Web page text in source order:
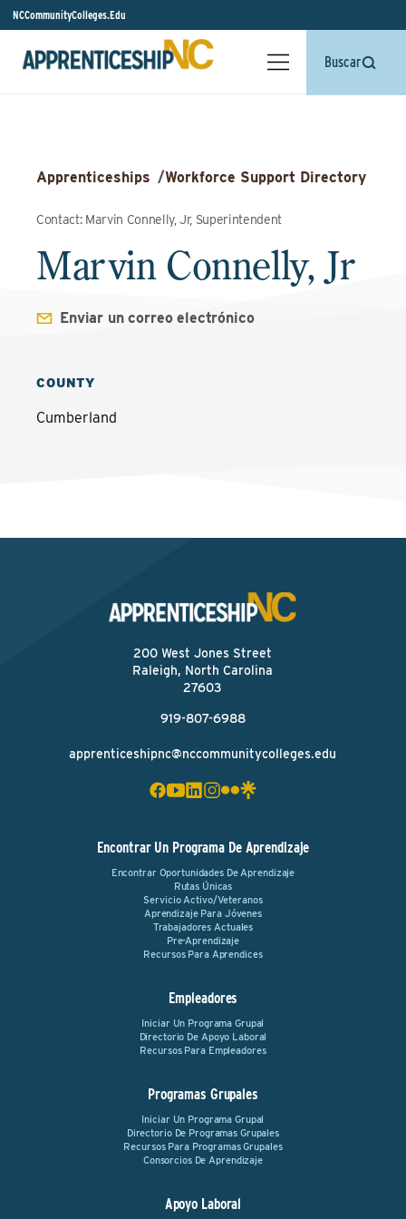
NCCommunityColleges.Edu
Buscar
Apprenticeships /Workforce Support Directory
Contact: Marvin Connelly, Jr, Superintendent
Marvin Connelly, Jr
Enviar un correo electrónico
COUNTY
Cumberland
200 West Jones Street
Raleigh, North Carolina
27603
919-807-6988
apprenticeshipnc@nccommunitycolleges.edu
Encontrar Un Programa De Aprendizaje
Encontrar Oportunidades De Aprendizaje
Rutas Únicas
Servicio Activo/Veteranos
Aprendizaje Para Jóvenes
Trabajadores Actuales
Pre-Aprendizaje
Recursos Para Aprendices
Empleadores
Iniciar Un Programa Grupal
Directorio De Apoyo Laboral
Recursos Para Empleadores
Programas Grupales
Iniciar Un Programa Grupal
Directorio De Programas Grupales
Recursos Para Programas Grupales
Consorcios De Aprendizaje
Apoyo Laboral